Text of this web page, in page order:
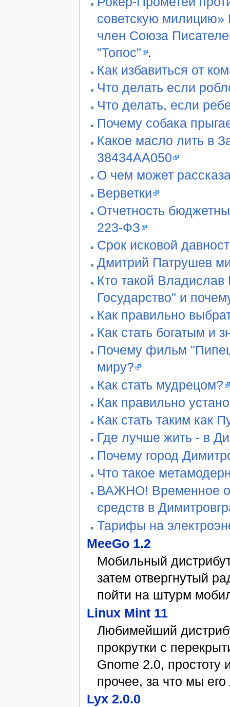
советскую
член Союза
"Топос" .
Как избавиться от
Что делать если
Что делать, если
Почему собака
Какое масло лить в
38434AA050
О чем может
Верветки
Отчетность
223-ФЗ
Срок исковой
Дмитрий Патрушев
Кто такой
Государство" и
Как правильно
Как стать богатым и
Почему фильм
миру?
Как стать мудрецом?
Как правильно
Как стать таким как
Где лучше жить - в
Почему город
Что такое
ВАЖНО! Временное
средств в
Тарифы на
MeeGo 1.2
Мобильный
затем отвергнутый
пойти на штурм
Linux Mint 11
Любимейший
прокрутки с
Gnome 2.0, простоту
прочее, за что мы
Lyx 2.0.0